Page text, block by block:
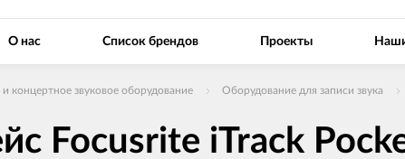
О нас Список брендов Проекты
концертное звуковое оборудование Оборудование для записи звука
Focusrite iTrack